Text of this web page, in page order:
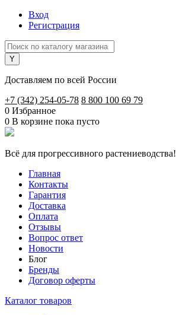
Вход
Регистрация
Доставляем по всей России
+7 (342) 254-05-78 8 800 100 69 79
0 Избранное
0 В корзине пока пусто
Всё для прогрессивного растениеводства!
Главная
Контакты
Гарантия
Доставка
Оплата
Отзывы
Вопрос ответ
Новости
Блог
Бренды
Договор оферты
Каталог товаров